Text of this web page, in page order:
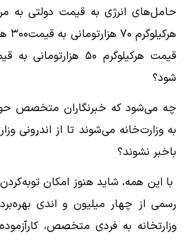
حامل‌های انرژی به قیمت دولتی به
شود؟
چه می‌شود که خبرنگاران متخصص
به وزارت‌خانه می‌شوند تا از اندرونی
باخبر نشوند؟
با این همه، شاید هنوز امکان
رسمی از چهار میلیون و اندی
وزارتخانه به فردی متخصص،